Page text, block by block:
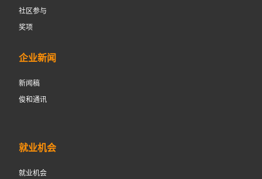
社区参与
奖项
企业新闻
新闻稿
俊和通讯
就业机会
就业机会